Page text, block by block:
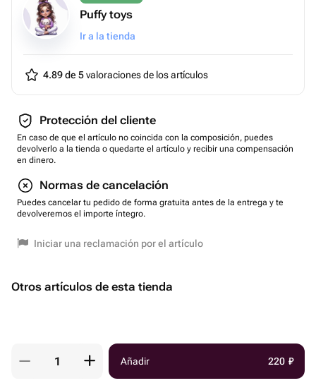
Puffy toys
Ir a la tienda
4.89 de 5valoraciones de los artículos
Protección del cliente
En caso de que el artículo no coincida con la composición, puedes
devolverlo a la tienda o quedarte el artículo y recibir una compensación
en dinero.
Normas de cancelación
Puedes cancelar tu pedido de forma gratuita antes de la entrega y te
devolveremos el importe íntegro.
Iniciar una reclamación por el artículo
Otros artículos de esta tienda
Añadir 220 ₽